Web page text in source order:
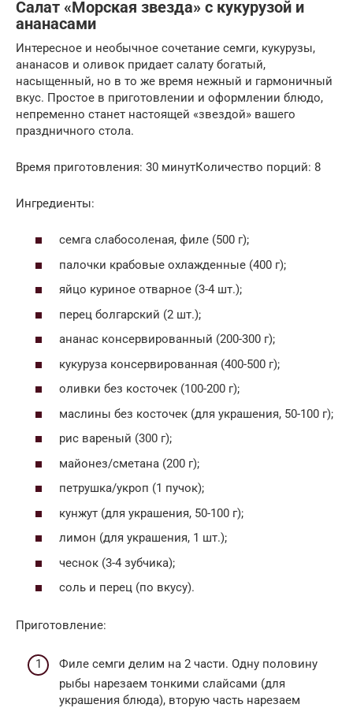
Салат «Морская звезда» с кукурузой и
ананасами
Интересное и необычное сочетание семги, кукурузы,
ананасов и оливок придает салату богатый,
насыщенный, но в то же время нежный и гармоничный
вкус. Простое в приготовлении и оформлении блюдо,
непременно станет настоящей «звездой» вашего
праздничного стола.
Время приготовления: 30 минутКоличество порций: 8
Ингредиенты:
семга слабосоленая, филе (500 г);
палочки крабовые охлажденные (400 г);
яйцо куриное отварное (3-4 шт.);
перец болгарский (2 шт.);
ананас консервированный (200-300 г);
кукуруза консервированная (400-500 г);
оливки без косточек (100-200 г);
маслины без косточек (для украшения, 50-100 г);
рис вареный (300 г);
майонез/сметана (200 г);
петрушка/укроп (1 пучок);
кунжут (для украшения, 50-100 г);
лимон (для украшения, 1 шт.);
чеснок (3-4 зубчика);
соль и перец (по вкусу).
Приготовление:
Филе семги делим на 2 части. Одну половину
рыбы нарезаем тонкими слайсами (для
украшения блюда), вторую часть нарезаем